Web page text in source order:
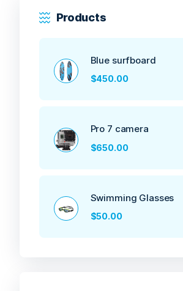
Products
Blue surfboard
$450.00
Pro 7 camera
$650.00
Swimming Glasses
$50.00